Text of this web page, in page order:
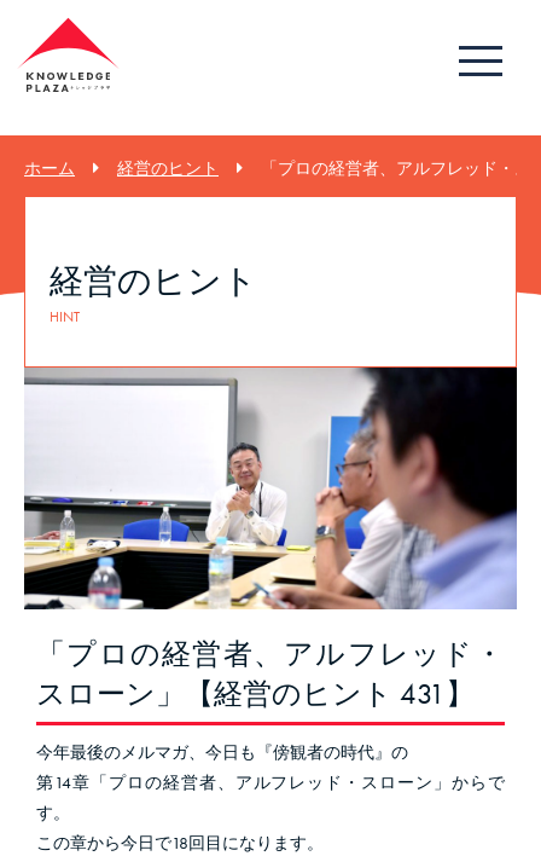
ホーム 経営のヒント 「プロの経営者、アルフレッド・
経営のヒント
HINT
「プロの経営者、アルフレッド・
スローン」【経営のヒント 431】
今年最後のメルマガ、今日も『傍観者の時代』の
第14章「プロの経営者、アルフレッド・スローン」からで
す。
この章から今日で18回目になります。